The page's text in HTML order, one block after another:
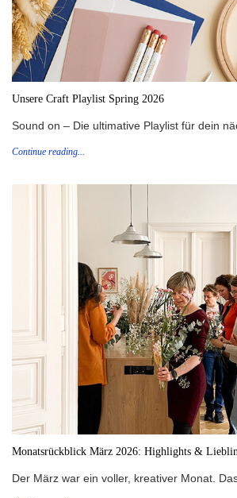
Unsere Craft Playlist Spring 2026
Sound on – Die ultimative Playlist für dein
Continue reading...
Monatsrückblick März 2026: Highlights &
Der März war ein voller, kreativer Monat.